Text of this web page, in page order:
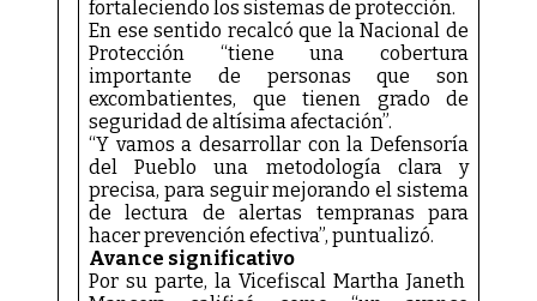
fortaleciendo los sistemas de protección.
En ese sentido recalcó que la Nacional de
Protección “tiene una cobertura
importante de personas que son
excombatientes, que tienen grado de
seguridad de altísima afectación”.
“Y vamos a desarrollar con la Defensoría
del Pueblo una metodología clara y
precisa, para seguir mejorando el sistema
de lectura de alertas tempranas para
hacer prevención efectiva”, puntualizó.
Avance significativo
Por su parte, la Vicefiscal Martha Janeth